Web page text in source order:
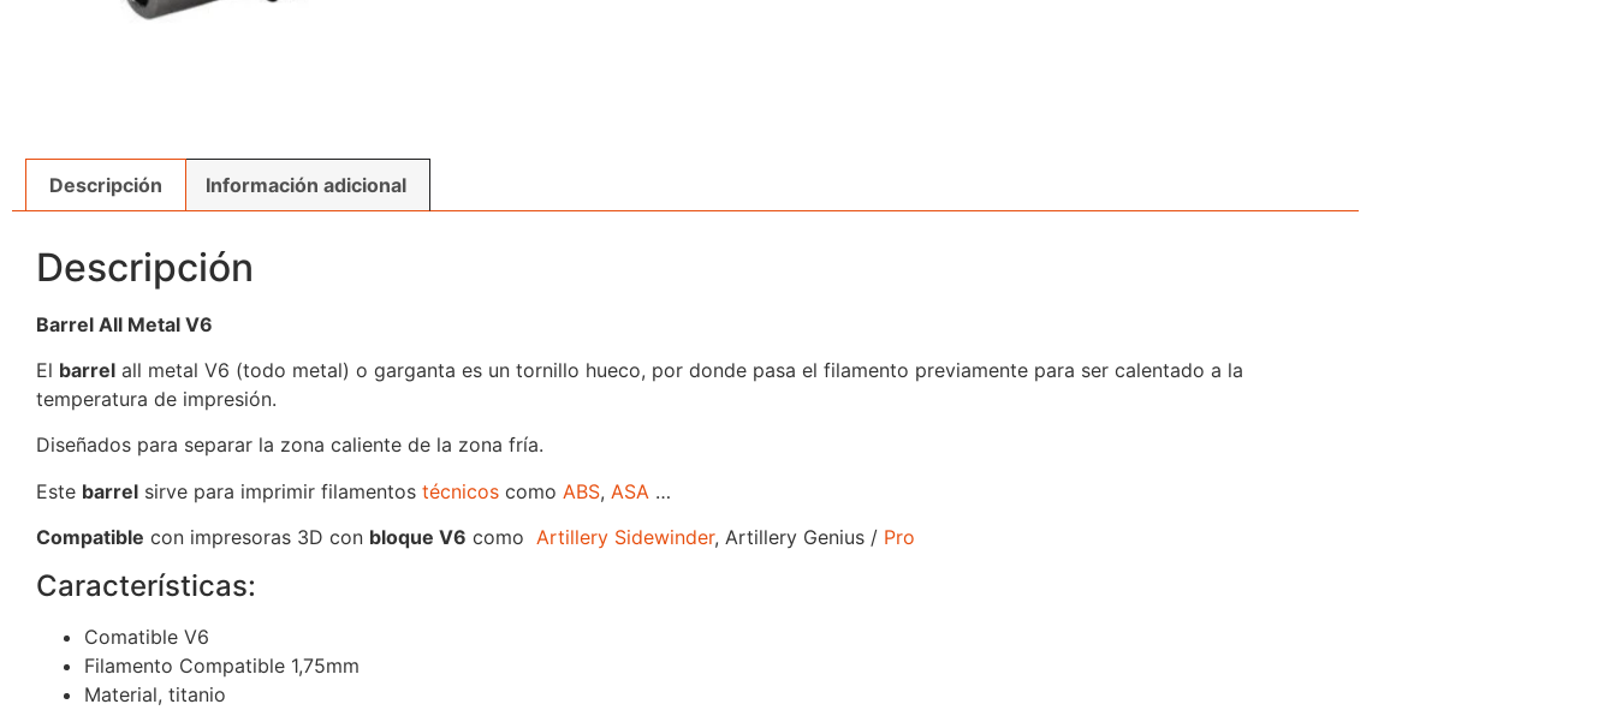
Descripción Información adicional
Descripción
Barrel All Metal V6
El barrel all metal V6 (todo metal) o garganta es un tornillo hueco, por donde pasa el filamento previamente para ser calentado a la
temperatura de impresión.
Diseñados para separar la zona caliente de la zona fría.
Este barrel sirve para imprimir filamentos técnicos como ABS, ASA …
Compatible con impresoras 3D con bloque V6 como Artillery Sidewinder, Artillery Genius / Pro
Características:
Comatible V6
Filamento Compatible 1,75mm
Material, titanio